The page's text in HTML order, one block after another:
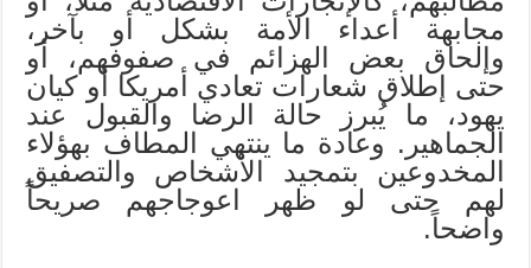
مجابهة أعداء الأمة بشكل أو بآخر،
وإلحاق بعض الهزائم في صفوفهم، أو
حتى إطلاق شعارات تعادي أمريكا أو كيان
يهود، ما يُبرز حالة الرضا والقبول عند
الجماهير. وعادة ما ينتهي المطاف بهؤلاء
المخدوعين بتمجيد الأشخاص والتصفيق
لهم حتى لو ظهر اعوجاجهم صريحاً
واضحاً.